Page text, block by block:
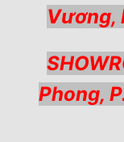
Vương,
Phong,